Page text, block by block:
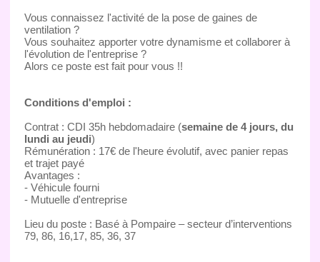
Vous connaissez l'activité de la pose de gaines de
ventilation ?
Vous souhaitez apporter votre dynamisme et collaborer à
l'évolution de l'entreprise ?
Alors ce poste est fait pour vous !!
Conditions d'emploi :
Contrat : CDI 35h hebdomadaire (semaine de 4 jours, du
lundi au jeudi)
Rémunération : 17€ de l'heure évolutif, avec panier repas
et trajet payé
Avantages :
- Véhicule fourni
- Mutuelle d'entreprise
Lieu du poste : Basé à Pompaire – secteur d’interventions
79, 86, 16,17, 85, 36, 37